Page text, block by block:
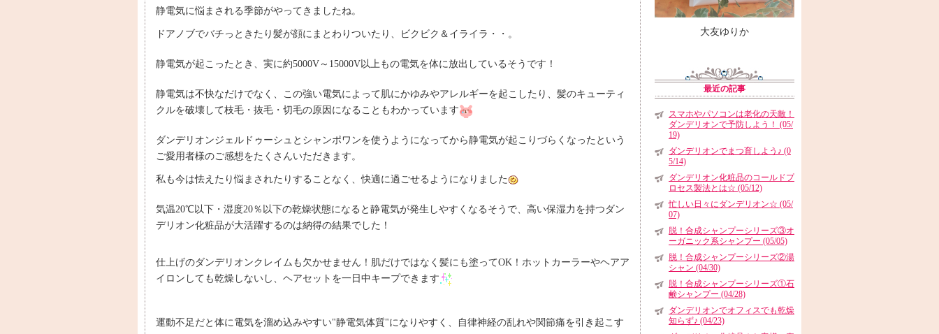
静電気に悩まされる季節がやってきましたね。
ドアノブでバチっときたり髪が顔にまとわりついたり、ビクビク＆イライラ・・。
静電気が起こったとき、実に約5000V～15000V以上もの電気を体に放出しているそうです！
静電気は不快なだけでなく、この強い電気によって肌にかゆみやアレルギーを起こしたり、髪のキューティ
クルを破壊して枝毛・抜毛・切毛の原因になることもわかっています
ダンデリオンジェルドゥーシュとシャンポワンを使うようになってから静電気が起こりづらくなったという
ご愛用者様のご感想をたくさんいただきます。
私も今は怯えたり悩まされたりすることなく、快適に過ごせるようになりました
気温20℃以下・湿度20％以下の乾燥状態になると静電気が発生しやすくなるそうで、高い保湿力を持つダン
デリオン化粧品が大活躍するのは納得の結果でした！
仕上げのダンデリオンクレイムも欠かせません！肌だけではなく髪にも塗ってOK！ホットカーラーやヘアア
イロンしても乾燥しないし、ヘアセットを一日中キープできます
運動不足だと体に電気を溜め込みやすい"静電気体質"になりやすく、自律神経の乱れや関節痛を引き起こす
大友ゆりか
最近の記事
スマホやパソコンは老化の天敵！
ダンデリオンで予防しよう！ (05/
19)
ダンデリオンでまつ育しよう♪ (0
5/14)
ダンデリオン化粧品のコールドプ
ロセス製法とは☆ (05/12)
忙しい日々にダンデリオン☆ (05/
07)
脱！合成シャンプーシリーズ③オ
ーガニック系シャンプー (05/05)
脱！合成シャンプーシリーズ②湯
シャン (04/30)
脱！合成シャンプーシリーズ①石
鹸シャンプー (04/28)
ダンデリオンでオフィスでも乾燥
知らず♪ (04/23)